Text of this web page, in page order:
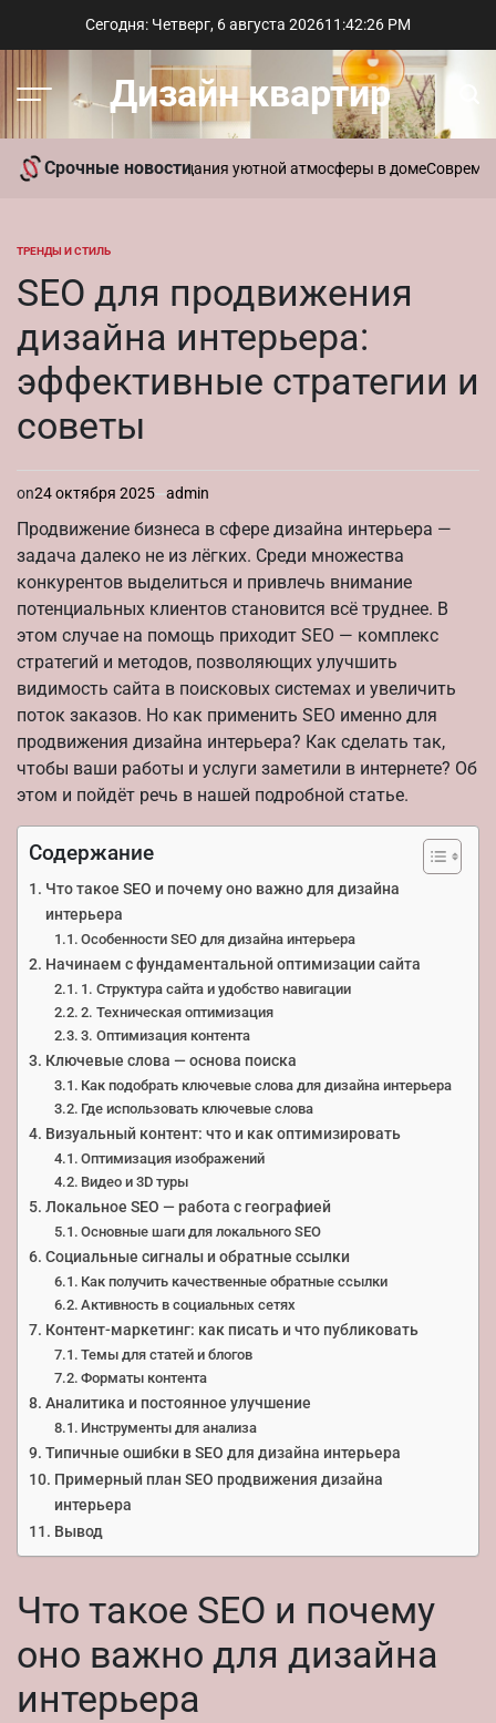
Сегодня: Четверг, 6 августа 202611 :42:27 PM
Меню Дизайн квартир
Срочные новости
ароматы для создания уютной атмосферы в доме Современный
ОПУБЛИКОВАНО
ТРЕНДЫ И СТИЛЬ
SEO для продвижения
дизайна интерьера:
эффективные стратегии и
советы
on24 октября 2025 admin
Продвижение бизнеса в сфере дизайна интерьера —
задача далеко не из лёгких. Среди множества
конкурентов выделиться и привлечь внимание
потенциальных клиентов становится всё труднее. В
этом случае на помощь приходит SEO — комплекс
стратегий и методов, позволяющих улучшить
видимость сайта в поисковых системах и увеличить
поток заказов. Но как применить SEO именно для
продвижения дизайна интерьера? Как сделать так,
чтобы ваши работы и услуги заметили в интернете? Об
этом и пойдёт речь в нашей подробной статье.
Содержание
Что такое SEO и почему оно важно для дизайна
интерьера
Особенности SEO для дизайна интерьера
Начинаем с фундаментальной оптимизации сайта
1. Структура сайта и удобство навигации
2. Техническая оптимизация
3. Оптимизация контента
Ключевые слова — основа поиска
Как подобрать ключевые слова для дизайна интерьера
Где использовать ключевые слова
Визуальный контент: что и как оптимизировать
Оптимизация изображений
Видео и 3D туры
Локальное SEO — работа с географией
Основные шаги для локального SEO
Социальные сигналы и обратные ссылки
Как получить качественные обратные ссылки
Активность в социальных сетях
Контент-маркетинг: как писать и что публиковать
Темы для статей и блогов
Форматы контента
Аналитика и постоянное улучшение
Инструменты для анализа
Типичные ошибки в SEO для дизайна интерьера
Примерный план SEO продвижения дизайна
интерьера
Вывод
Что такое SEO и почему
оно важно для дизайна
интерьера